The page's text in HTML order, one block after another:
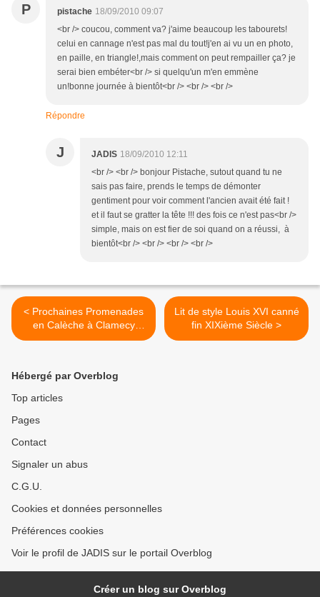
P pistache 18/09/2010 09:07
<br /> coucou, comment va? j'aime beaucoup les tabourets!
celui en cannage n'est pas mal du tout!j'en ai vu un en photo,
en paille, en triangle!,mais comment on peut rempailler ça? je
serai bien embéter<br /> si quelqu'un m'en emmène
un!bonne journée à bientôt<br /> <br /> <br />
Répondre
J JADIS 18/09/2010 12:11
<br /> <br /> bonjour Pistache, sutout quand tu ne
sais pas faire, prends le temps de démonter
gentiment pour voir comment l'ancien avait été fait !
et il faut se gratter la tête !!! des fois ce n'est pas<br />
simple, mais on est fier de soi quand on a réussi, à
bientôt<br /> <br /> <br /> <br />
< Prochaines Promenades
en Calèche à Clamecy
(58500) 19 septembre 2010
Lit de style Louis XVI canné
fin XIXième Siècle >
Hébergé par Overblog
Top articles
Pages
Contact
Signaler un abus
C.G.U.
Cookies et données personnelles
Préférences cookies
Voir le profil de JADIS sur le portail Overblog
Créer un blog sur Overblog